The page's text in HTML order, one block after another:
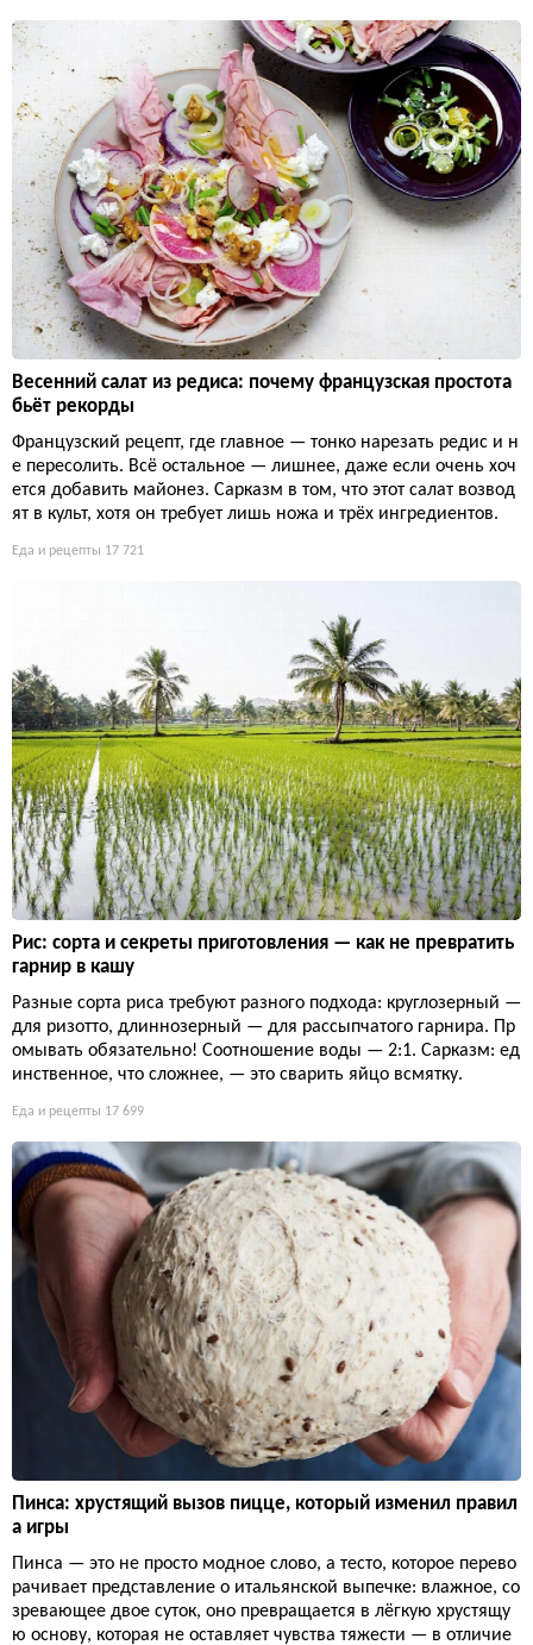
Весенний салат из редиса: почему французская простота
бьёт рекорды
Французский рецепт, где главное — тонко нарезать редис и н
е пересолить. Всё остальное — лишнее, даже если очень хоч
ется добавить майонез. Сарказм в том, что этот салат возвод
ят в культ, хотя он требует лишь ножа и трёх ингредиентов.
Еда и рецепты 17 721
Рис: сорта и секреты приготовления — как не превратить
гарнир в кашу
Разные сорта риса требуют разного подхода: круглозерный —
для ризотто, длиннозерный — для рассыпчатого гарнира. Пр
омывать обязательно! Соотношение воды — 2:1. Сарказм: ед
инственное, что сложнее, — это сварить яйцо всмятку.
Еда и рецепты 17 699
Пинса: хрустящий вызов пицце, который изменил правил
а игры
Пинса — это не просто модное слово, а тесто, которое перево
рачивает представление о итальянской выпечке: влажное, со
зревающее двое суток, оно превращается в лёгкую хрустящу
ю основу, которая не оставляет чувства тяжести — в отличие